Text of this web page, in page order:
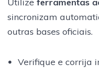
sincronizam
outras bases oficiais.
Verifique e corrija